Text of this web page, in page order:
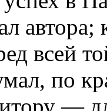
автора;
всей
по
—